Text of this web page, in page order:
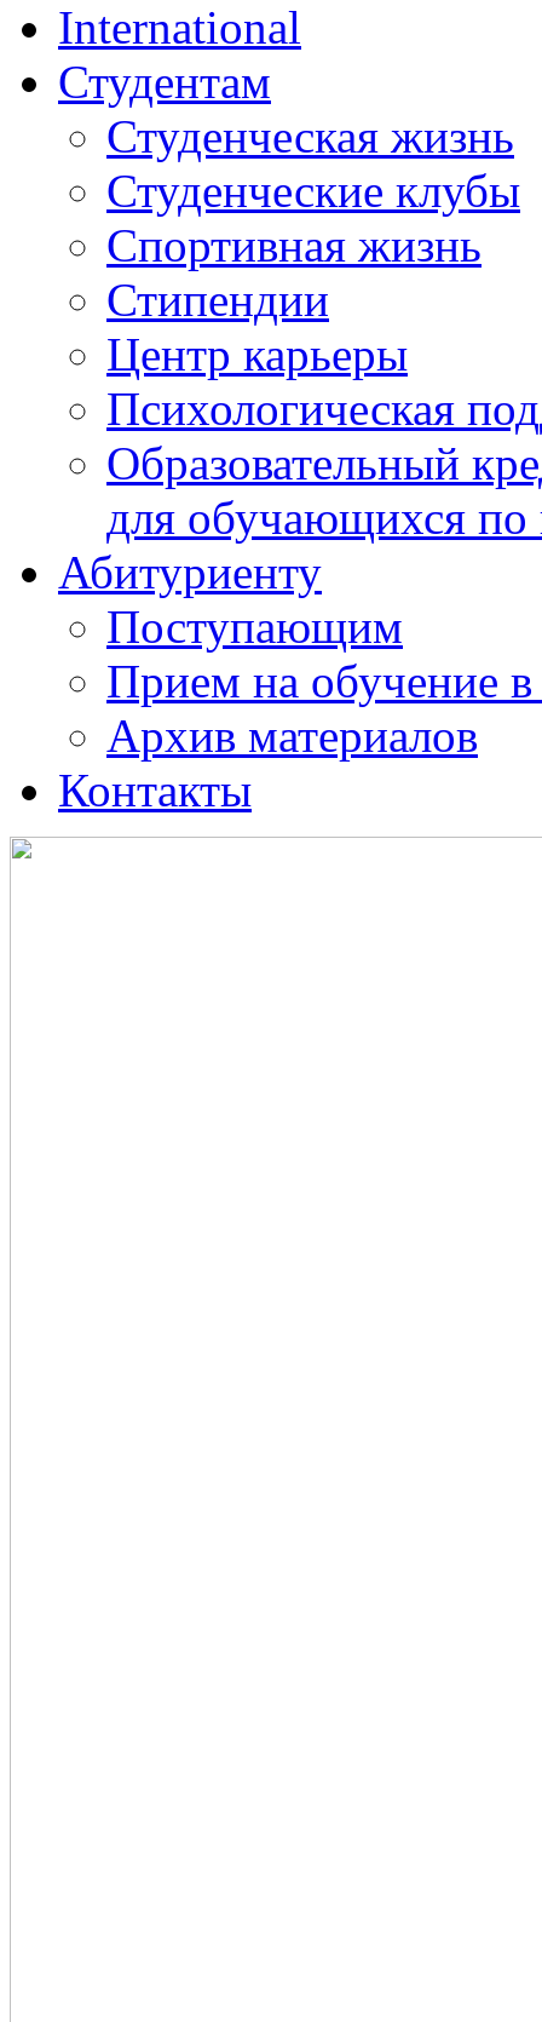
International
Студентам
Студенческая жизнь
Студенческие клубы
Спортивная жизнь
Стипендии
Центр карьеры
Психологическая
Образовательный
для обучающихся
Абитуриенту
Поступающим
Прием на обучение в
Архив материалов
Контакты